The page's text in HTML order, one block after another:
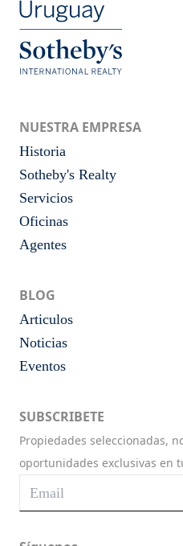
NUESTRA EMPRESA
Historia
Sotheby's Realty
Servicios
Oficinas
Agentes
BLOG
Articulos
Noticias
Eventos
SUBSCRIBETE
Propiedades seleccionadas,
oportunidades exclusivas en